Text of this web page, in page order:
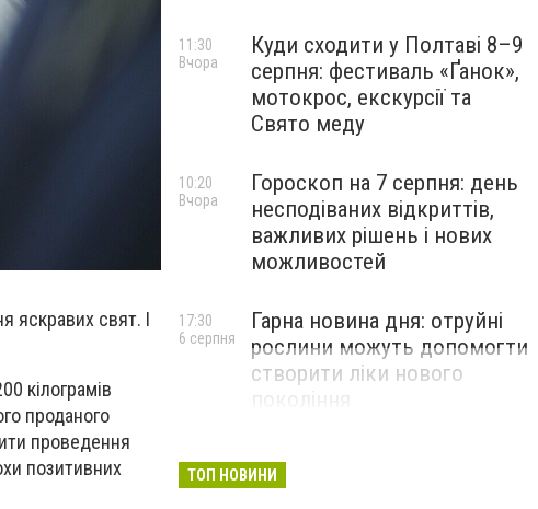
яскравих свят. І
кілограмів
проданого
проведення
позитивних
Куди сходити у Полтаві 8–9
серпня: фестиваль «Ґанок»,
мотокрос, екскурсії та
Свято меду
11:30
Вчора
Гороскоп на 7 серпня: день
несподіваних відкриттів,
важливих рішень і нових
можливостей
10:20
Вчора
Гарна новина дня: отруйні
рослини можуть допомогти
створити ліки нового
17:30
6 серпня
ТОП НОВИНИ